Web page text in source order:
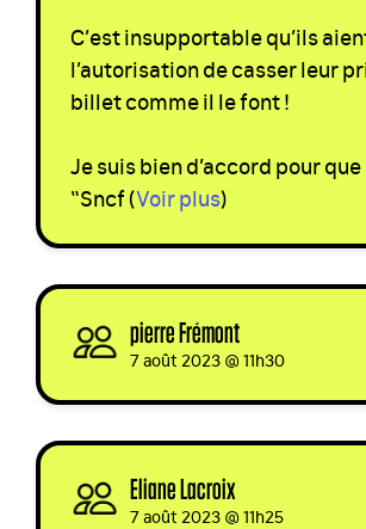
C’est insupportable qu’ils
l’autorisation de casser leur
billet comme il le font !
Je suis bien d’accord pour
“Sncf(Voir plus)
pierre Frémont
7 août 2023 @ 11h30
Eliane Lacroix
7 août 2023 @ 11h25